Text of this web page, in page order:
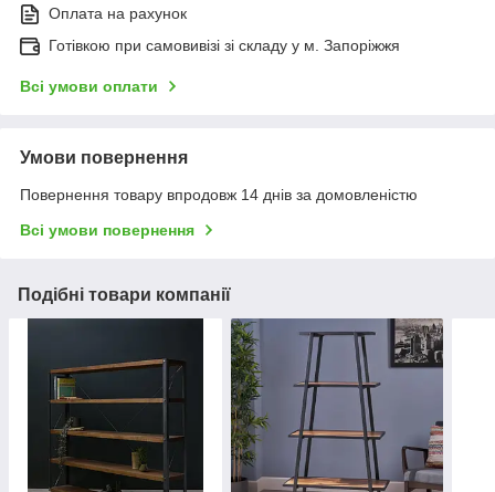
Оплата на рахунок
Готівкою при самовивізі зі складу у м. Запоріжжя
Всі умови оплати
Умови повернення
Повернення товару впродовж 14 днів за домовленістю
Всі умови повернення
Подібні товари компанії